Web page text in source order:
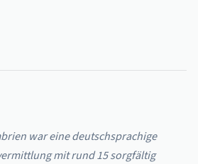
war eine deutschsprachige
mit rund 15 sorgfältig